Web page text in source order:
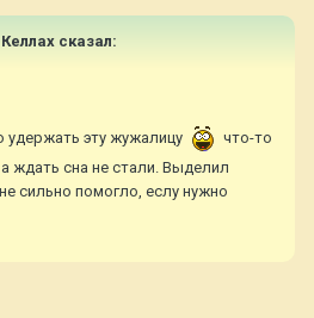
сказал:
удержать эту жужалицу
что-то
ждать сна не стали. Выделил
сильно помогло, еслу нужно